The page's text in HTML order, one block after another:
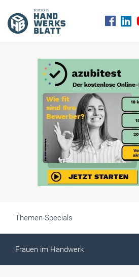
Themen-Specials
Frauen im Handwerk